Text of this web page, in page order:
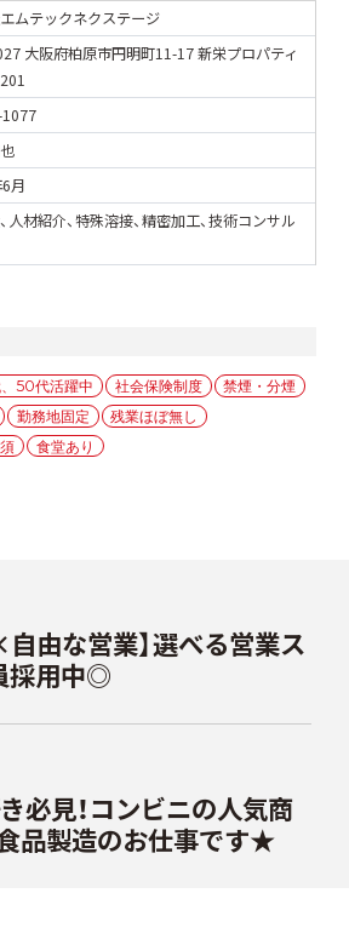
ムテックネクステージ
大阪府柏原市円明町11-17 新栄プロパティ
月
人材紹介、特殊溶接、精密加工、技術コンサル
50代活躍中 社会保険制度
禁煙・分煙
勤務地固定
残業ほぼ無し
食堂あり
由な営業】選べる営業ス
採用中◎
き必見！コンビニの人気商
品製造のお仕事です★